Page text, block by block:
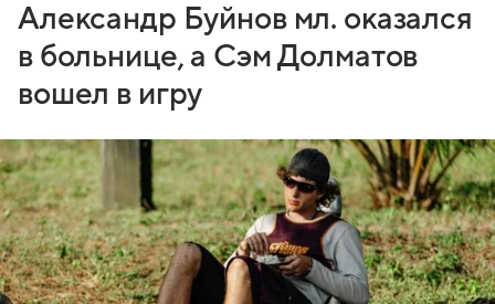
Александр Буйнов мл. оказался
в больнице, а Сэм Долматов
вошел в игру